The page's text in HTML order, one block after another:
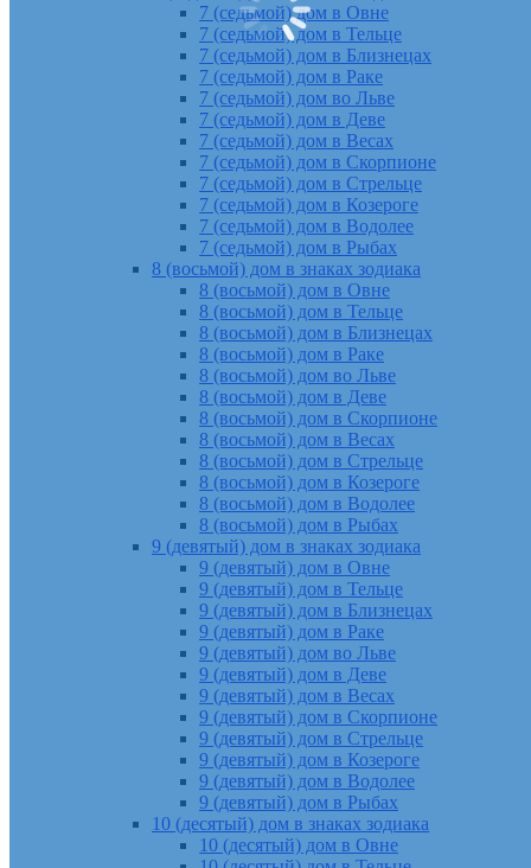
7 (седьмой) дом в Овне
7 (седьмой) дом в Тельце
7 (седьмой) дом в Близнецах
7 (седьмой) дом в Раке
7 (седьмой) дом во Льве
7 (седьмой) дом в Деве
7 (седьмой) дом в Весах
7 (седьмой) дом в Скорпионе
7 (седьмой) дом в Стрельце
7 (седьмой) дом в Козероге
7 (седьмой) дом в Водолее
7 (седьмой) дом в Рыбах
8 (восьмой) дом в знаках зодиака
8 (восьмой) дом в Овне
8 (восьмой) дом в Тельце
8 (восьмой) дом в Близнецах
8 (восьмой) дом в Раке
8 (восьмой) дом во Льве
8 (восьмой) дом в Деве
8 (восьмой) дом в Скорпионе
8 (восьмой) дом в Весах
8 (восьмой) дом в Стрельце
8 (восьмой) дом в Козероге
8 (восьмой) дом в Водолее
8 (восьмой) дом в Рыбах
9 (девятый) дом в знаках зодиака
9 (девятый) дом в Овне
9 (девятый) дом в Тельце
9 (девятый) дом в Близнецах
9 (девятый) дом в Раке
9 (девятый) дом во Льве
9 (девятый) дом в Деве
9 (девятый) дом в Весах
9 (девятый) дом в Скорпионе
9 (девятый) дом в Стрельце
9 (девятый) дом в Козероге
9 (девятый) дом в Водолее
9 (девятый) дом в Рыбах
10 (десятый) дом в знаках зодиака
10 (десятый) дом в Овне